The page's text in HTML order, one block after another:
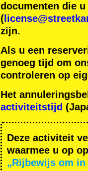
documenten die
(
zijn.
Als u een
genoeg tijd om
controleren op
Het
activiteitstijd
Deze activiteit
waarmee u op
„Rijbewijs om